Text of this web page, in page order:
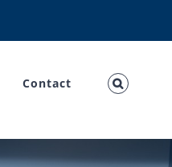
Contact